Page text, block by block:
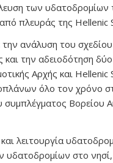
των
πλευράς της Hellenic
την ανάλυση του
την αδειοδότηση
Αρχής και Hellenic
όλο τον χρόνο
Βορείου
λειτουργία
υδατοδρομίων στο